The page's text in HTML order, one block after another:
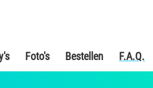
Foto's Bestellen F.A.Q.